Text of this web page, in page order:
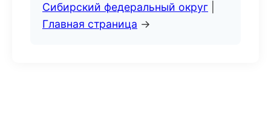
Сибирский федеральный округ
Главная страница →